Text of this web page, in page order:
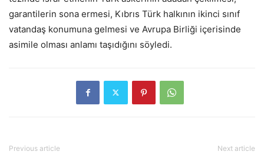
garantilerin sona ermesi, Kıbrıs Türk halkının ikinci sınıf
vatandaş konumuna gelmesi ve Avrupa Birliği içerisinde
asimile olması anlamı taşıdığını söyledi.
Previous article Next article